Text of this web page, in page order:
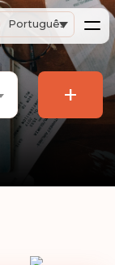
Português
+